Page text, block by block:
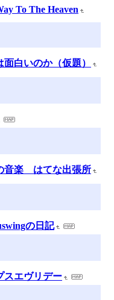
To The Heaven
面白いのか（仮題）
音楽 はてな出張所
の日記
スエヴリデー